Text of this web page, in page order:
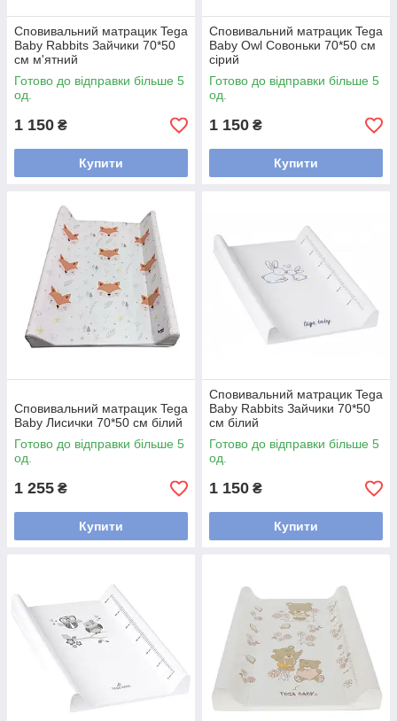
Сповивальний матрацик Tega
Baby Rabbits Зайчики 70*50
см м'ятний
Готово до відправки більше 5
од.
1 150 ₴
Купити
Сповивальний матрацик Tega
Baby Owl Совоньки 70*50 см
сірий
Готово до відправки більше 5
од.
1 150 ₴
Купити
Сповивальний матрацик Tega
Baby Лисички 70*50 см білий
Готово до відправки більше 5
од.
1 255 ₴
Купити
Сповивальний матрацик Tega
Baby Rabbits Зайчики 70*50
см білий
Готово до відправки більше 5
од.
1 150 ₴
Купити